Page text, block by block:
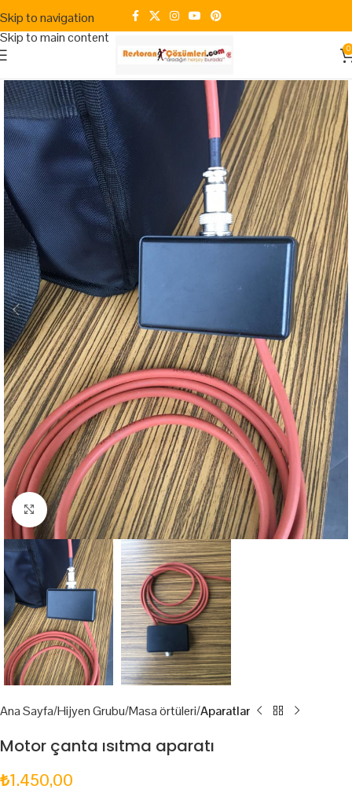
Skip to navigation
Skip to main content
0
Click to enlarge
Ana Sayfa Hijyen Grubu Masa örtüleri Aparatlar
Motor çanta ısıtma aparatı
₺1.450,00